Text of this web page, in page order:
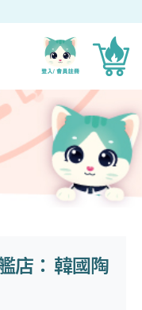
優惠碼！
店： 韓國陶